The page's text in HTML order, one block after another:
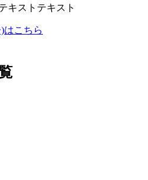
キストテキスト
はこちら